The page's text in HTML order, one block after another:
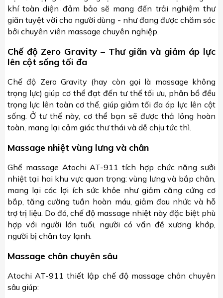
khí toàn diện đảm bảo sẽ mang đến trải nghiệm thư
giãn tuyệt vời cho người dùng - như đang được chăm sóc
bởi chuyên viên massage chuyên nghiệp.
Chế độ Zero Gravity – Thư giãn và giảm áp lực
lên cột sống tối đa
Chế độ Zero Gravity (hay còn gọi là massage không
trọng lực) giúp cơ thể đạt đến tư thế tối ưu, phân bổ đều
trọng lực lên toàn cơ thể, giúp giảm tối đa áp lực lên cột
sống. Ở tư thế này, cơ thể bạn sẽ được thả lỏng hoàn
toàn, mang lại cảm giác thư thái và dễ chịu tức thì.
Massage nhiệt vùng lưng và chân
Ghế massage Atochi AT-911 tích hợp chức năng sưởi
nhiệt tại hai khu vực quan trọng: vùng lưng và bắp chân,
mang lại các lợi ích sức khỏe như giảm căng cứng cơ
bắp, tăng cường tuần hoàn máu, giảm đau nhức và hỗ
trợ trị liệu. Do đó, chế độ massage nhiệt này đặc biệt phù
hợp với người lớn tuổi, người có vấn đề xương khớp,
người bị chân tay lạnh.
Massage chân chuyên sâu
Atochi AT-911 thiết lập chế độ massage chân chuyên
sâu giúp: